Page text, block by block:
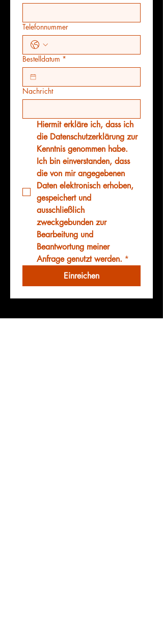
Telefonnummer
Bestelldatum *
Nachricht
Hiermit erkläre ich, dass ich
die Datenschutzerklärung zur
Kenntnis genommen habe.
Ich bin einverstanden, dass
die von mir angegebenen
Daten elektronisch erhoben,
gespeichert und
ausschließlich
zweckgebunden zur
Bearbeitung und
Beantwortung meiner
Anfrage genutzt werden. *
Einreichen